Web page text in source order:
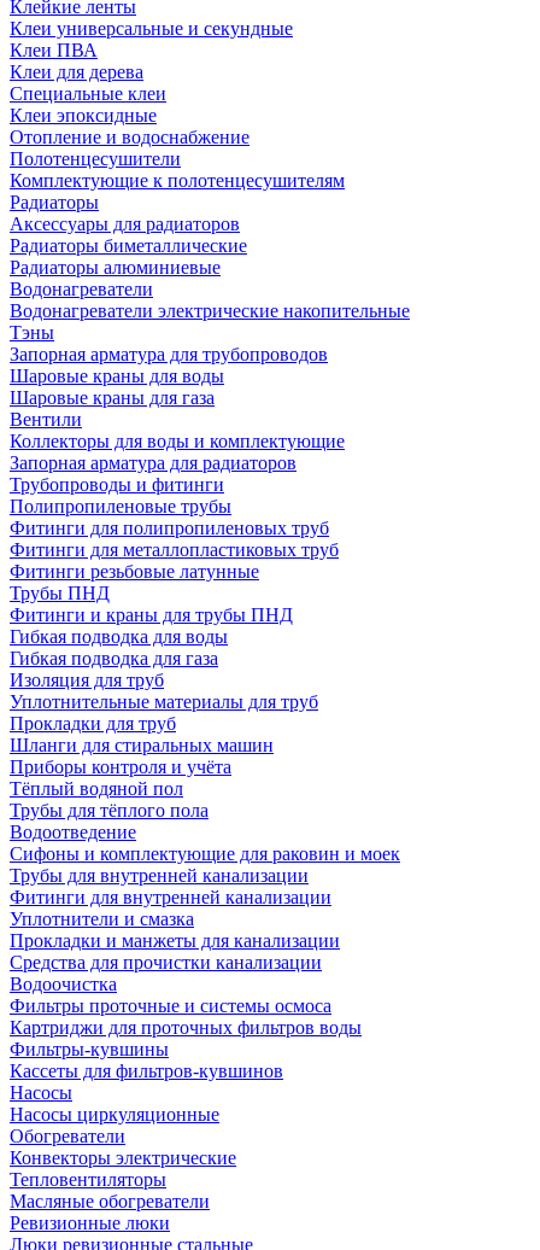
Клейкие ленты
Клеи универсальные и секундные
Клеи ПВА
Клеи для дерева
Специальные клеи
Клеи эпоксидные
Отопление и водоснабжение
Полотенцесушители
Комплектующие к полотенцесушителям
Радиаторы
Аксессуары для радиаторов
Радиаторы биметаллические
Радиаторы алюминиевые
Водонагреватели
Водонагреватели электрические накопительные
Тэны
Запорная арматура для трубопроводов
Шаровые краны для воды
Шаровые краны для газа
Вентили
Коллекторы для воды и комплектующие
Запорная арматура для радиаторов
Трубопроводы и фитинги
Полипропиленовые трубы
Фитинги для полипропиленовых труб
Фитинги для металлопластиковых труб
Фитинги резьбовые латунные
Трубы ПНД
Фитинги и краны для трубы ПНД
Гибкая подводка для воды
Гибкая подводка для газа
Изоляция для труб
Уплотнительные материалы для труб
Прокладки для труб
Шланги для стиральных машин
Приборы контроля и учёта
Тёплый водяной пол
Трубы для тёплого пола
Водоотведение
Сифоны и комплектующие для раковин и моек
Трубы для внутренней канализации
Фитинги для внутренней канализации
Уплотнители и смазка
Прокладки и манжеты для канализации
Средства для прочистки канализации
Водоочистка
Фильтры проточные и системы осмоса
Картриджи для проточных фильтров воды
Фильтры-кувшины
Кассеты для фильтров-кувшинов
Насосы
Насосы циркуляционные
Обогреватели
Конвекторы электрические
Тепловентиляторы
Масляные обогреватели
Ревизионные люки
Люки ревизионные стальные